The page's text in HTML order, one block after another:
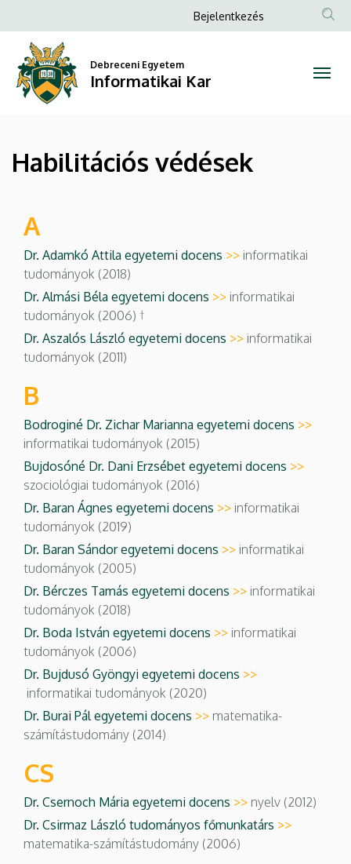
védések
Informatikai
a
tartalomra
Anonim
menüje
Bejelentkezés
Debreceni Egyetem
Informatikai Kar
Habilitációs védések
A
Dr. Adamkó Attila egyetemi docens >> informatikai
tudományok (2018)
Dr. Almási Béla egyetemi docens >> informatikai
tudományok (2006) †
Dr. Aszalós László egyetemi docens >> informatikai
tudományok (2011)
B
Bodroginé Dr. Zichar Marianna egyetemi docens >>
informatikai tudományok (2015)
Bujdosóné Dr. Dani Erzsébet egyetemi docens >>
szociológiai tudományok (2016)
Dr. Baran Ágnes egyetemi docens >> informatikai
tudományok (2019)
Dr. Baran Sándor egyetemi docens >> informatikai
tudományok (2005)
Dr. Bérczes Tamás egyetemi docens >> informatikai
tudományok (2018)
Dr. Boda István egyetemi docens >> informatikai
tudományok (2006)
Dr. Bujdusó Gyöngyi egyetemi docens >>
informatikai tudományok (2020)
Dr. Burai Pál egyetemi docens >> matematika-
számítástudomány (2014)
CS
Dr. Csernoch Mária egyetemi docens >> nyelv (2012)
Dr. Csirmaz László tudományos főmunkatárs >>
matematika-számítástudomány (2006)